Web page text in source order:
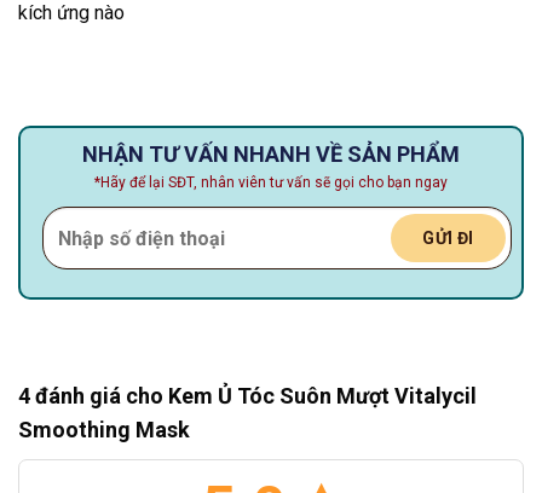
kích ứng nào
NHẬN TƯ VẤN NHANH VỀ SẢN PHẨM
*Hãy để lại SĐT, nhân viên tư vấn sẽ gọi cho bạn ngay
4 đánh giá cho Kem Ủ Tóc Suôn Mượt Vitalycil
Smoothing Mask